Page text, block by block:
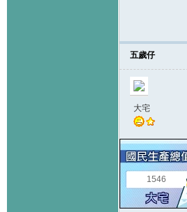
五歲仔
大宅
1546